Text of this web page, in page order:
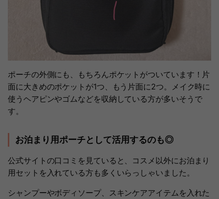
ポーチの外側にも、もちろんポケットがついています！片
面に大きめのポケットが1つ、もう片面に2つ。メイク時に
使うヘアピンやゴムなどを収納している方が多いそうで
す。
お泊まり用ポーチとして活用するのも◎
公式サイトの口コミを見ていると、コスメ以外にお泊まり
用セットを入れている方も多くいらっしゃいました。
シャンプーやボディソープ、スキンケアアイテムを入れた